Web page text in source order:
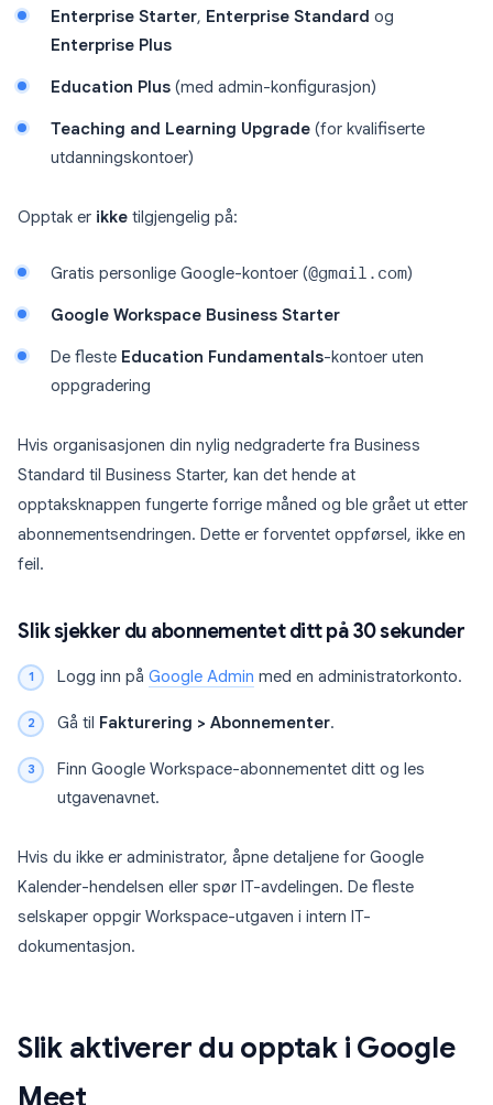
Enterprise Starter, Enterprise Standard og
Enterprise Plus
Education Plus (med admin-konfigurasjon)
Teaching and Learning Upgrade (for kvalifiserte
utdanningskontoer)
Opptak er ikke tilgjengelig på:
Gratis personlige Google-kontoer (@gmail.com)
Google Workspace Business Starter
De fleste Education Fundamentals-kontoer uten
oppgradering
Hvis organisasjonen din nylig nedgraderte fra Business
Standard til Business Starter, kan det hende at
opptaksknappen fungerte forrige måned og ble grået ut etter
abonnementsendringen. Dette er forventet oppførsel, ikke en
feil.
Slik sjekker du abonnementet ditt på 30 sekunder
Logg inn på Google Admin med en administratorkonto.
Gå til Fakturering > Abonnementer.
Finn Google Workspace-abonnementet ditt og les
utgavenavnet.
Hvis du ikke er administrator, åpne detaljene for Google
Kalender-hendelsen eller spør IT-avdelingen. De fleste
selskaper oppgir Workspace-utgaven i intern IT-
dokumentasjon.
Slik aktiverer du opptak i Google
Meet